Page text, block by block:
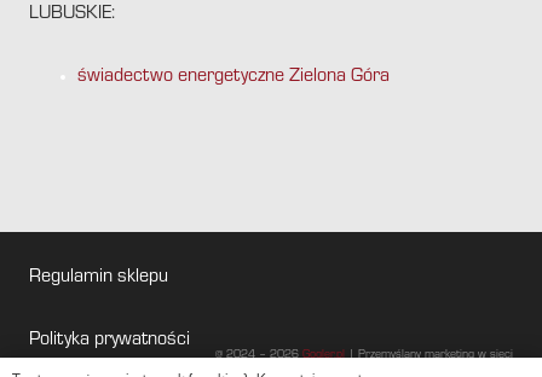
LUBUSKIE:
świadectwo energetyczne Zielona Góra
Regulamin sklepu
Polityka prywatności
@ 2024 – 2026Gogler.pl| Przemyślany marketing w sieci